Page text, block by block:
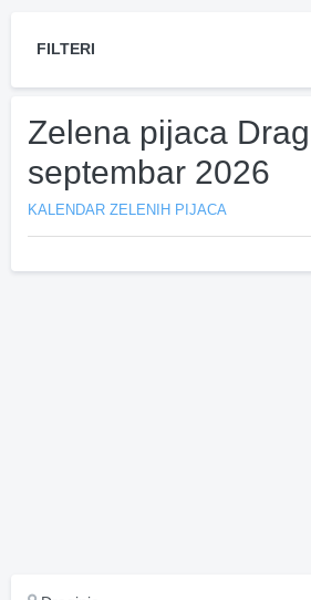
FILTERI
Zelena pijaca
septembar 2026
KALENDAR ZELENIH PIJACA